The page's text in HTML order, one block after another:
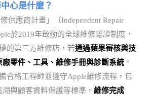
心是什麼？
供應商計畫」（Independent Repair
於2019年啟動的全球維修認證制度，
的第三方維修店，若通過蘋果審核與技
零件、工具、維修手冊與診斷系統 。
合格工程師並遵守Apple維修流程，包
與顧客資料保護等標準。維修完成